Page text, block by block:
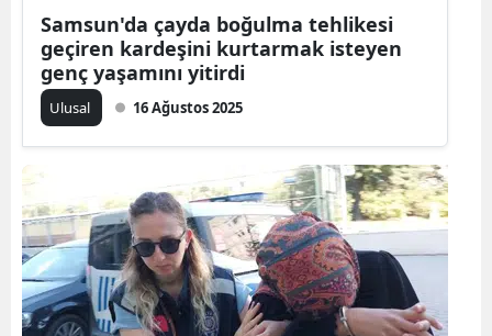
Karaman
Kırıkkale
Şırnak
Bartın
Ardahan
Iğdır
Yalova
Samsun'da çayda boğulma tehlikesi
geçiren kardeşini kurtarmak isteyen
genç yaşamını yitirdi
Ulusal 16 Ağustos 2025